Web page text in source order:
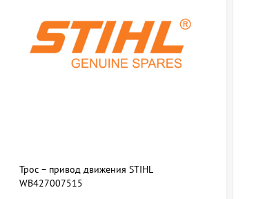
Трос – привод движения STIHL
WB427007515